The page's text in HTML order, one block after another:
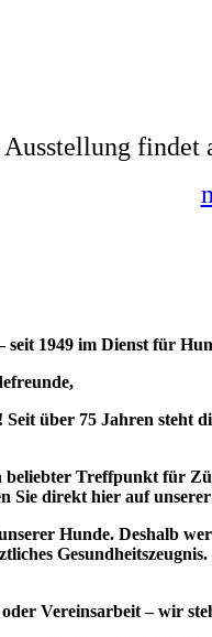
Ausstellung
1949 im Dienst für
Seit über 75 Jahren
beliebter Treffpunkt für
Sie direkt hier auf
Hunde. Deshalb
Vereinsarbeit – wir